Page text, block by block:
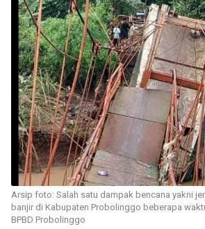
Arsip foto: Salah satu dampak bencana yakni
banjir di Kabupaten Probolinggo beberapa
BPBD Probolinggo